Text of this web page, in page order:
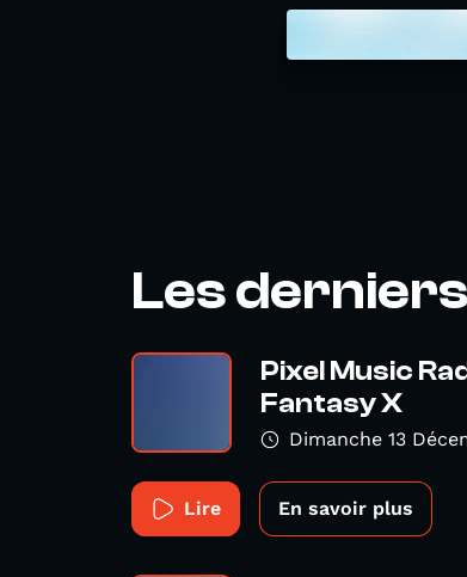
Les
Pixel Music
Fantasy X
Dimanche 13
Lire En savoir plus